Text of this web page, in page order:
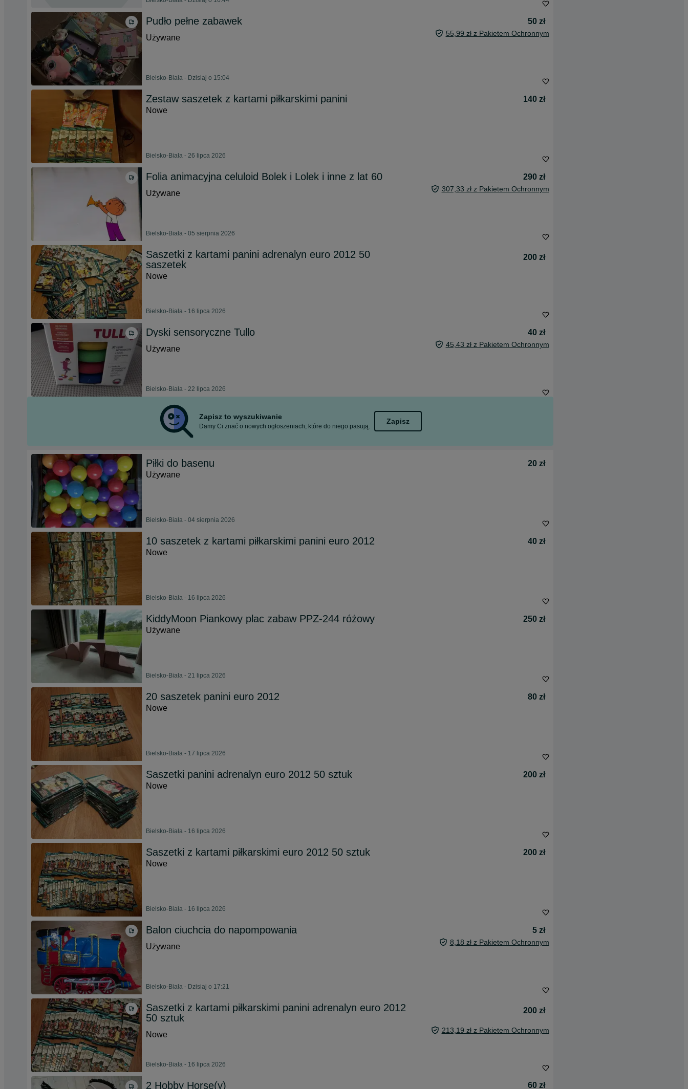
Pudło pełne zabawek
50 zł
Używane
55,99 zł z Pakietem Ochronnym
Bielsko-Biała - Dzisiaj o 15:04
Zestaw saszetek z kartami piłkarskimi panini
140 zł
Nowe
Bielsko-Biała - 26 lipca 2026
Folia animacyjna celuloid Bolek i Lolek i inne z lat 60
290 zł
Używane
307,33 zł z Pakietem Ochronnym
Bielsko-Biała - 05 sierpnia 2026
Saszetki z kartami panini adrenalyn euro 2012 50
saszetek
200 zł
Nowe
Bielsko-Biała - 16 lipca 2026
Dyski sensoryczne Tullo
40 zł
Używane
45,43 zł z Pakietem Ochronnym
Bielsko-Biała - 22 lipca 2026
Zapisz to wyszukiwanie
Damy Ci znać o nowych ogłoszeniach, które do niego pasują.
Zapisz
Piłki do basenu
20 zł
Używane
Bielsko-Biała - 04 sierpnia 2026
10 saszetek z kartami piłkarskimi panini euro 2012
40 zł
Nowe
Bielsko-Biała - 16 lipca 2026
KiddyMoon Piankowy plac zabaw PPZ-244 różowy
250 zł
Używane
Bielsko-Biała - 21 lipca 2026
20 saszetek panini euro 2012
80 zł
Nowe
Bielsko-Biała - 17 lipca 2026
Saszetki panini adrenalyn euro 2012 50 sztuk
200 zł
Nowe
Bielsko-Biała - 16 lipca 2026
Saszetki z kartami piłkarskimi euro 2012 50 sztuk
200 zł
Nowe
Bielsko-Biała - 16 lipca 2026
Balon ciuchcia do napompowania
5 zł
Używane
8,18 zł z Pakietem Ochronnym
Bielsko-Biała - Dzisiaj o 17:21
Saszetki z kartami piłkarskimi panini adrenalyn euro 2012
50 sztuk
200 zł
Nowe 213,19 zł z Pakietem Ochronnym
Bielsko-Biała - 16 lipca 2026
2 Hobby Horse(y) 60 zł